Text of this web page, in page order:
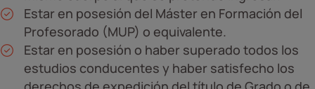
Estar en posesión del Máster en Formación del
Profesorado (MUP) o equivalente.
Estar en posesión o haber superado todos los
estudios conducentes y haber satisfecho los